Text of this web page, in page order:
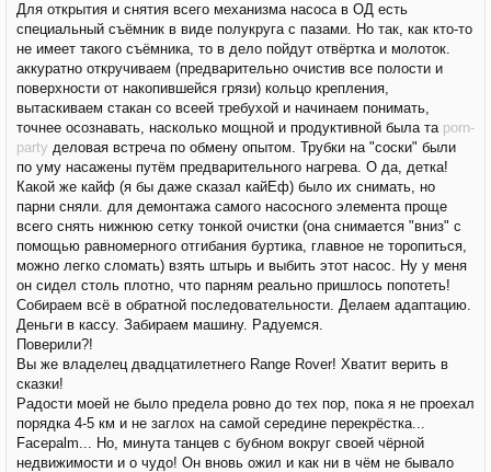
Для открытия и снятия всего механизма насоса в ОД есть
специальный съёмник в виде полукруга с пазами. Но так, как кто-то
не имеет такого съёмника, то в дело пойдут отвёртка и молоток.
аккуратно откручиваем (предварительно очистив все полости и
поверхности от накопившейся грязи) кольцо крепления,
вытаскиваем стакан со всеей требухой и начинаем понимать,
точнее осознавать, насколько мощной и продуктивной была та porn-
party деловая встреча по обмену опытом. Трубки на "соски" были
по уму насажены путём предварительного нагрева. О да, детка!
Какой же кайф (я бы даже сказал кайЕф) было их снимать, но
парни сняли. для демонтажа самого насосного элемента проще
всего снять нижнюю сетку тонкой очистки (она снимается "вниз" с
помощью равномерного отгибания буртика, главное не торопиться,
можно легко сломать) взять штырь и выбить этот насос. Ну у меня
он сидел столь плотно, что парням реально пришлось попотеть!
Собираем всё в обратной последовательности. Делаем адаптацию.
Деньги в кассу. Забираем машину. Радуемся.
Поверили?!
Вы же владелец двадцатилетнего Range Rover! Хватит верить в
сказки!
Радости моей не было предела ровно до тех пор, пока я не проехал
порядка 4-5 км и не заглох на самой середине перекрёстка...
Facepalm... Но, минута танцев с бубном вокруг своей чёрной
недвижимости и о чудо! Он вновь ожил и как ни в чём не бывало